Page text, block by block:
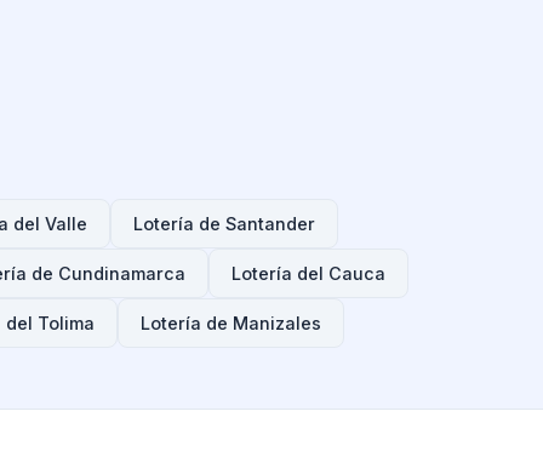
del Valle Lotería de Santander
de Cundinamarca Lotería del Cauca
Tolima Lotería de Manizales